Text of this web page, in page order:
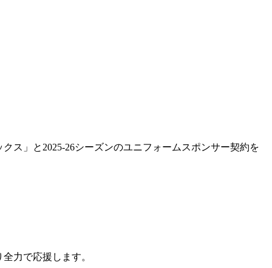
ス」と2025-26シーズンのユニフォームスポンサー契約を
力で応援します。